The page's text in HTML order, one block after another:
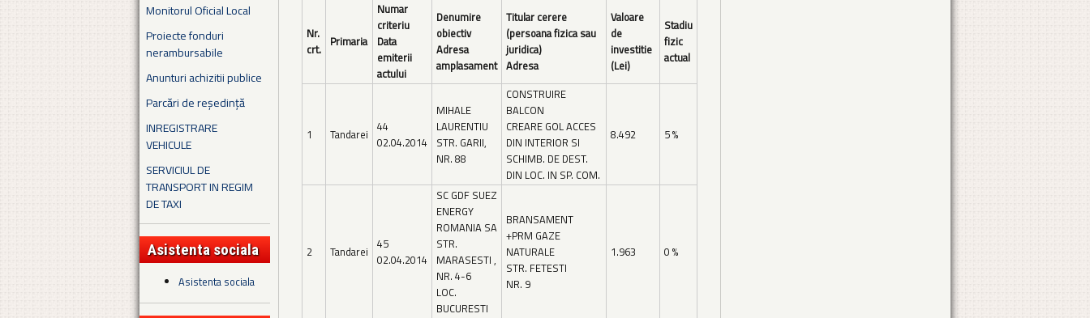
Monitorul Oficial Local
Proiecte fonduri
nerambursabile
Anunturi achizitii publice
Parcări de reședință
INREGISTRARE
VEHICULE
SERVICIUL DE
TRANSPORT IN REGIM
DE TAXI
Asistenta sociala
Asistenta sociala
Nr.
crt. Primaria
Numar
criteriu
Data
emiterii
actului
Denumire
obiectiv
Adresa
amplasament
Titular cerere
(persoana fizica sau
juridica)
Adresa
Valoare
de
investitie
(Lei)
Stadiu
fizic
actual
1 Tandarei 44
02.04.2014
MIHALE
LAURENTIU
STR. GARII,
NR. 88
CONSTRUIRE
BALCON
CREARE GOL ACCES
DIN INTERIOR SI
SCHIMB. DE DEST.
DIN LOC. IN SP. COM.
8.492 5 %
2 Tandarei 45
02.04.2014
SC GDF SUEZ
ENERGY
ROMANIA SA
STR.
MARASESTI ,
NR. 4-6
LOC.
BUCURESTI
BRANSAMENT
+PRM GAZE
NATURALE
STR. FETESTI
NR. 9
1.963 0 %